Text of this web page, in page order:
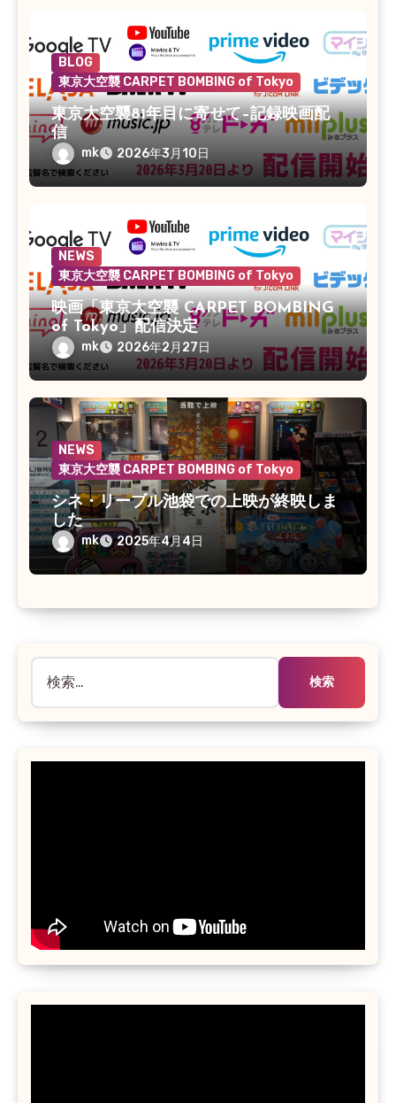
BLOG
東京大空襲 CARPET BOMBING of Tokyo
東京大空襲81年目に寄せて–記録映画配
信
mk 2026年3月10日
NEWS
東京大空襲 CARPET BOMBING of Tokyo
映画「東京大空襲 CARPET BOMBING
of Tokyo」配信決定
mk 2026年2月27日
NEWS
東京大空襲 CARPET BOMBING of Tokyo
シネ・リーブル池袋での上映が終映しま
した
mk 2025年4月4日